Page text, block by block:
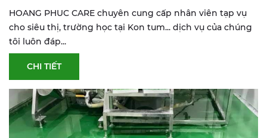
TUM
HOANG PHUC CARE chuyên cung cấp nhân viên tạp vụ
cho siêu thị, trường học tại Kon tum... dịch vụ của chúng
tôi luôn đáp...
CHI TIẾT